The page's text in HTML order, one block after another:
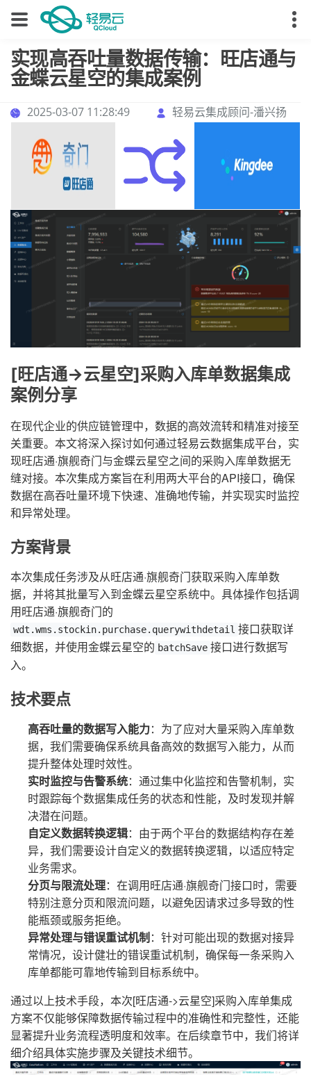
实现高吞吐量数据传输：旺店通与
金蝶云星空的集成案例
2025-03-07 11:28:49 轻易云集成顾问-潘兴扬
[旺店通->云星空]采购入库单数据集成
案例分享
在现代企业的供应链管理中，数据的高效流转和精准对接至
关重要。本文将深入探讨如何通过轻易云数据集成平台，实
现旺店通·旗舰奇门与金蝶云星空之间的采购入库单数据无
缝对接。本次集成方案旨在利用两大平台的API接口，确保
数据在高吞吐量环境下快速、准确地传输，并实现实时监控
和异常处理。
方案背景
本次集成任务涉及从旺店通·旗舰奇门获取采购入库单数
据，并将其批量写入到金蝶云星空系统中。具体操作包括调
用旺店通·旗舰奇门的
wdt.wms.stockin.purchase.querywithdetail 接口获取详
细数据，并使用金蝶云星空的 batchSave 接口进行数据写
入。
技术要点
高吞吐量的数据写入能力：为了应对大量采购入库单数
据，我们需要确保系统具备高效的数据写入能力，从而
提升整体处理时效性。
实时监控与告警系统：通过集中化监控和告警机制，实
时跟踪每个数据集成任务的状态和性能，及时发现并解
决潜在问题。
自定义数据转换逻辑：由于两个平台的数据结构存在差
异，我们需要设计自定义的数据转换逻辑，以适应特定
业务需求。
分页与限流处理：在调用旺店通·旗舰奇门接口时，需要
特别注意分页和限流问题，以避免因请求过多导致的性
能瓶颈或服务拒绝。
异常处理与错误重试机制：针对可能出现的数据对接异
常情况，设计健壮的错误重试机制，确保每一条采购入
库单都能可靠地传输到目标系统中。
通过以上技术手段，本次[旺店通->云星空]采购入库单集成
方案不仅能够保障数据传输过程中的准确性和完整性，还能
显著提升业务流程透明度和效率。在后续章节中，我们将详
细介绍具体实施步骤及关键技术细节。